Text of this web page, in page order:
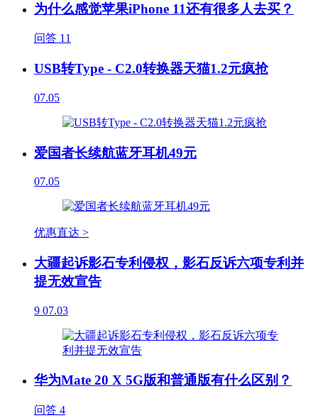
为什么感觉苹果iPhone 11还有很多人去买？
问答 11
USB转Type - C2.0转换器天猫1.2元疯抢
07.05
爱国者长续航蓝牙耳机49元
07.05
优惠直达 >
大疆起诉影石专利侵权，影石反诉六项专利并
提无效宣告
9 07.03
华为Mate 20 X 5G版和普通版有什么区别？
问答 4